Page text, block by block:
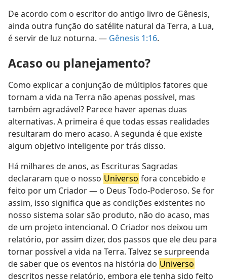
De acordo com o escritor do antigo livro de Gênesis,
ainda outra função do satélite natural da Terra, a Lua,
é servir de luz noturna. — Gênesis 1:16.
Acaso ou planejamento?
Como explicar a conjunção de múltiplos fatores que
tornam a vida na Terra não apenas possível, mas
também agradável? Parece haver apenas duas
alternativas. A primeira é que todas essas realidades
resultaram do mero acaso. A segunda é que existe
algum objetivo inteligente por trás disso.
Há milhares de anos, as Escrituras Sagradas
declararam que o nosso Universo fora concebido e
feito por um Criador — o Deus Todo-Poderoso. Se for
assim, isso significa que as condições existentes no
nosso sistema solar são produto, não do acaso, mas
de um projeto intencional. O Criador nos deixou um
relatório, por assim dizer, dos passos que ele deu para
tornar possível a vida na Terra. Talvez se surpreenda
de saber que os eventos na história do Universo
descritos nesse relatório, embora ele tenha sido feito